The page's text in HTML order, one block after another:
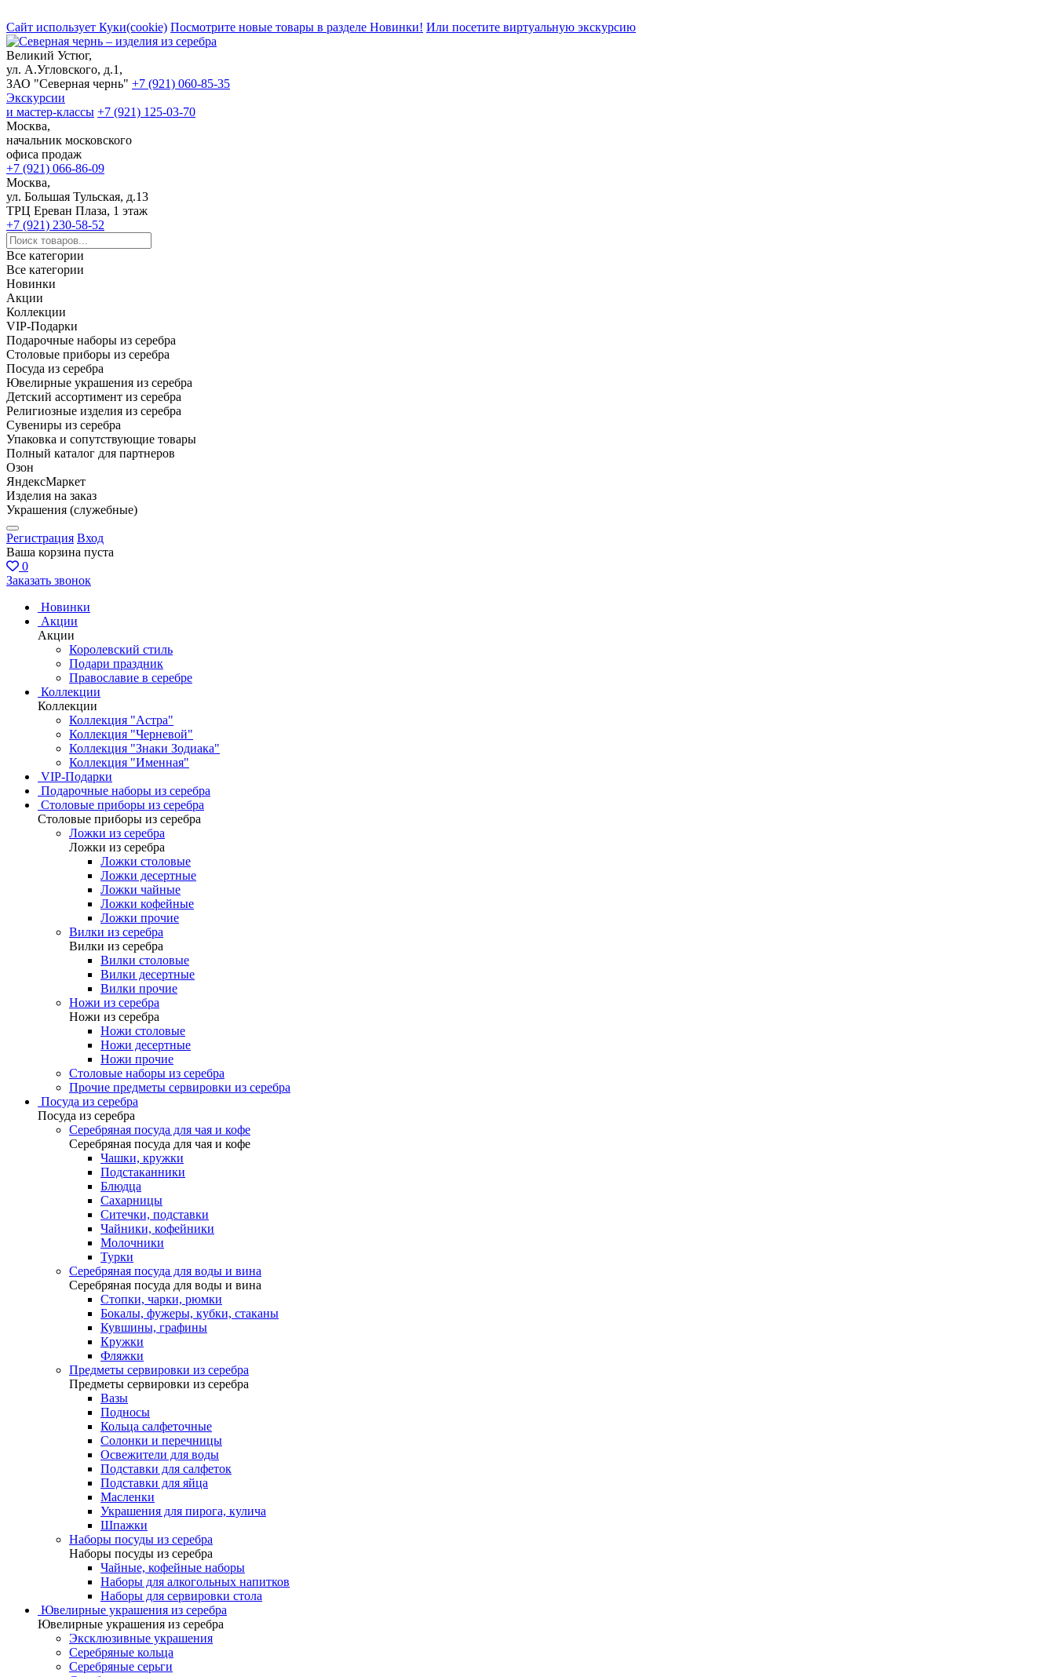
Сайт использует Куки(cookie) Посмотрите новые товары в разделе Новинки! Или посетите виртуальную экскурсию
Великий Устюг,
ул. А.Угловского, д.1,
ЗАО "Северная чернь" +7 (921) 060-85-35
Экскурсии
и мастер-классы +7 (921) 125-03-70
Москва,
начальник московского
офиса продаж
+7 (921) 066-86-09
Москва,
ул. Большая Тульская, д.13
ТРЦ Ереван Плаза, 1 этаж
+7 (921) 230-58-52
Все категории
Все категории
Новинки
Акции
Коллекции
VIP-Подарки
Подарочные наборы из серебра
Столовые приборы из серебра
Посуда из серебра
Ювелирные украшения из серебра
Детский ассортимент из серебра
Религиозные изделия из серебра
Сувениры из серебра
Упаковка и сопутствующие товары
Полный каталог для партнеров
Озон
ЯндексМаркет
Изделия на заказ
Украшения (служебные)
Регистрация Вход
Ваша корзина пуста
0
Заказать звонок
Новинки
Акции
Акции
Королевский стиль
Подари праздник
Православие в серебре
Коллекции
Коллекции
Коллекция "Астра"
Коллекция "Черневой"
Коллекция "Знаки Зодиака"
Коллекция "Именная"
VIP-Подарки
Подарочные наборы из серебра
Столовые приборы из серебра
Столовые приборы из серебра
Ложки из серебра
Ложки из серебра
Ложки столовые
Ложки десертные
Ложки чайные
Ложки кофейные
Ложки прочие
Вилки из серебра
Вилки из серебра
Вилки столовые
Вилки десертные
Вилки прочие
Ножи из серебра
Ножи из серебра
Ножи столовые
Ножи десертные
Ножи прочие
Столовые наборы из серебра
Прочие предметы сервировки из серебра
Посуда из серебра
Посуда из серебра
Серебряная посуда для чая и кофе
Серебряная посуда для чая и кофе
Чашки, кружки
Подстаканники
Блюдца
Сахарницы
Ситечки, подставки
Чайники, кофейники
Молочники
Турки
Серебряная посуда для воды и вина
Серебряная посуда для воды и вина
Стопки, чарки, рюмки
Бокалы, фужеры, кубки, стаканы
Кувшины, графины
Кружки
Фляжки
Предметы сервировки из серебра
Предметы сервировки из серебра
Вазы
Подносы
Кольца салфеточные
Солонки и перечницы
Освежители для воды
Подставки для салфеток
Подставки для яйца
Масленки
Украшения для пирога, кулича
Шпажки
Наборы посуды из серебра
Наборы посуды из серебра
Чайные, кофейные наборы
Наборы для алкогольных напитков
Наборы для сервировки стола
Ювелирные украшения из серебра
Ювелирные украшения из серебра
Эксклюзивные украшения
Серебряные кольца
Серебряные серьги